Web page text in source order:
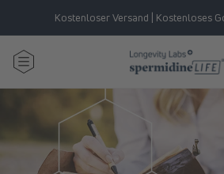
Inhalt
Kostenloser Versand | Kostenloses